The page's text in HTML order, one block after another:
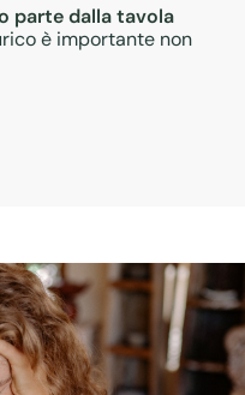
parte dalla tavola
è importante non